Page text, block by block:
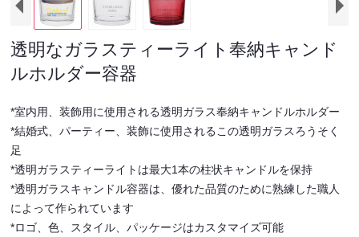
透明なガラスティーライト奉納キャンド
ルホルダー容器
*室内用、装飾用に使用される透明ガラス奉納キャンドルホルダー
*結婚式、パーティー、装飾に使用されるこの透明ガラスろうそく
足
*透明ガラスティーライトは最大1本の柱状キャンドルを保持
*透明ガラスキャンドル容器は、優れた品質のために熟練した職人
によって作られています
*ロゴ、色、スタイル、パッケージはカスタマイズ可能